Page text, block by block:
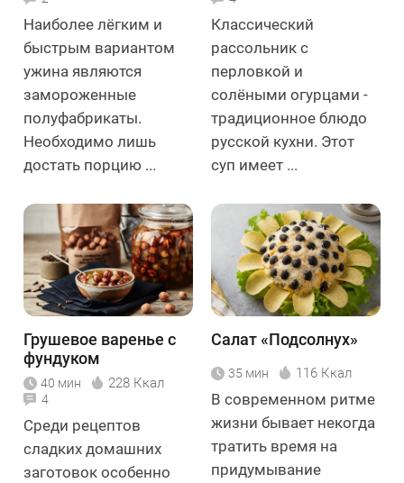
Наиболее лёгким и
быстрым вариантом
ужина являются
замороженные
полуфабрикаты.
Необходимо лишь
достать порцию ...
Классический
рассольник с
перловкой и
солёными огурцами -
традиционное блюдо
русской кухни. Этот
суп имеет ...
Грушевое варенье с
фундуком
40 мин 228 Ккал
4
Среди рецептов
сладких домашних
заготовок особенно
Салат «Подсолнух»
35 мин 116 Ккал
В современном ритме
жизни бывает некогда
тратить время на
придумывание